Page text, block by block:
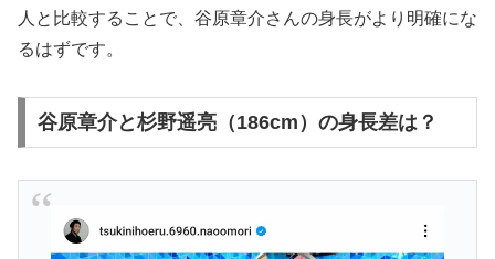
人と比較することで、谷原章介さんの身長がより明確にな
るはずです。
谷原章介と杉野遥亮（186cm）の身長差は？